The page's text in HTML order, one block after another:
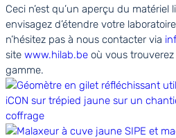
Ceci n’est qu’un aperçu du
envisagez d’étendre votre
n’hésitez pas à nous contacter via
site www.hilab.be où vous
gamme.